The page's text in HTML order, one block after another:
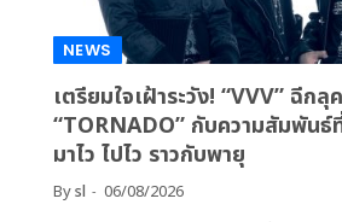
NEWS
เตรียมใจเฝ้าระวัง! “VVV” ฉีก
“TORNADO” กับความสัมพันธ์
มาไว ไปไว ราวกับพายุ
Bysl 06/08/2026